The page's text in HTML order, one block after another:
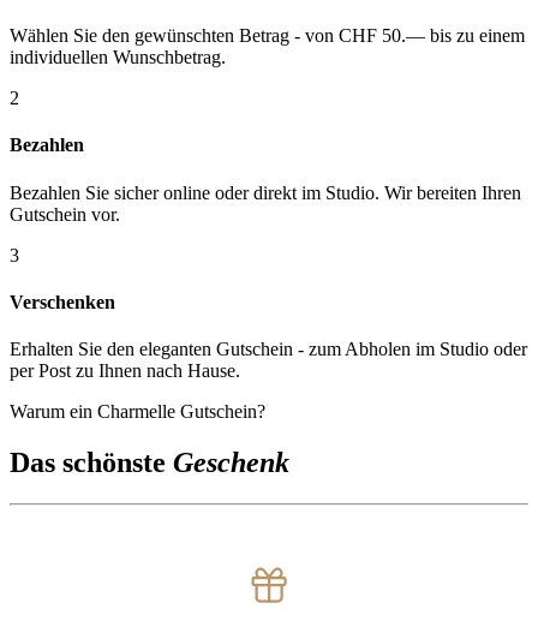
Wählen Sie den gewünschten Betrag - von CHF 50.— bis zu einem
individuellen Wunschbetrag.
2
Bezahlen
Bezahlen Sie sicher online oder direkt im Studio. Wir bereiten Ihren
Gutschein vor.
3
Verschenken
Erhalten Sie den eleganten Gutschein - zum Abholen im Studio oder
per Post zu Ihnen nach Hause.
Warum ein Charmelle Gutschein?
Das schönste Geschenk